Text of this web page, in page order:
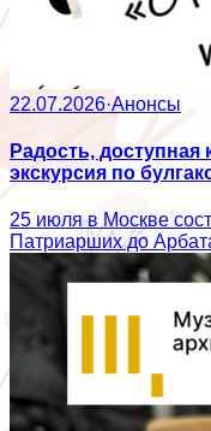
22.07.2026·Анонсы
Радость,
экскурсия по
25 июля в Москве
Патриарших до